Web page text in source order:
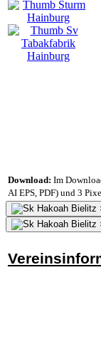
Download: Im
AI EPS, PDF) und 3